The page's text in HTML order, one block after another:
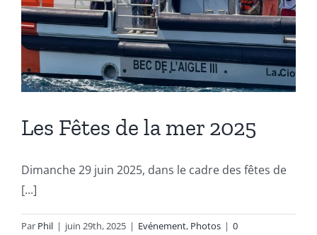
Les Fêtes de la mer 2025
Dimanche 29 juin 2025, dans le cadre des fêtes de
[...]
Par Phil | juin 29th, 2025 | Evénement, Photos | 0